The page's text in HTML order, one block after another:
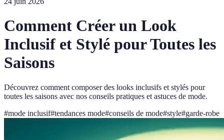
Comment Créer un Look
Inclusif et Stylé pour Toutes les
Saisons
Découvrez comment composer des looks inclusifs et stylés pour
toutes les saisons avec nos conseils pratiques et astuces de mode.
#mode inclusif#tendances mode#conseils de mode#style#garde-robe